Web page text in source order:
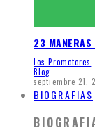
23
Los Promotores
Blog
septiembre 21,
BIOGRAFIAS